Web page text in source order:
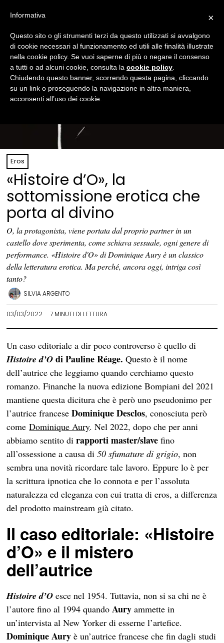
Eros
«Histoire d’O», la
sottomissione erotica che
porta al divino
O, la protagonista, viene portata dal proprio partner in un
castello dove sperimenta, come schiava sessuale, ogni genere di
performance. «Histoire d'O» di Dominique Aury è un classico
della letteratura erotica. Ma perché, ancora oggi, intriga così
tanto?
SILVIA ARGENTO
03/03/2022 7 MINUTI DI LETTURA
Un caso editoriale a dir poco controverso è quello di
Histoire d’O di Pauline Réage.Questo è il nome
dell’autrice che leggiamo quando cerchiamo questo
romanzo. Finanche la nuova edizione Bompiani del 2021
mantiene questa dicitura che è però uno pseudonimo per
l’autrice franceseDominique Desclos, conosciuta però
comeDominique Aury. Nel 2022, dopo che per anni
abbiamo sentito dirapporti master/slave fino
all’ossessione a causa di50 sfumature di grigio, non
sembra una novità ricordare tale lavoro. Eppure lo è per
la scrittura ipnotica che lo connota e per l’assoluta
naturalezza ed eleganza con cui tratta di eros, a differenza
del prodotto mainstream già citato.
Il caso editoriale: «Histoire
d’O» e il mistero
dell’autrice
Histoire d’O esce nel 1954. Tuttavia, non si sa chi ne è
l’autore fino al 1994 quandoAury ammette in
un’intervista al New Yorker di esserne l’artefice.
Dominique Aury è un’autrice francese che fin dagli studi
×
Informativa
Questo sito o gli strumenti terzi da questo utilizzati si avvalgono
di cookie necessari al funzionamento ed utili alle finalità illustrate
nella cookie policy. Se vuoi saperne di più o negare il consenso
a tutti o ad alcuni cookie, consulta la cookie policy
Chiudendo questo banner, scorrendo questa pagina, cliccando
su un link o proseguendo la navigazione in altra maniera,
acconsenti all’uso dei cookie.